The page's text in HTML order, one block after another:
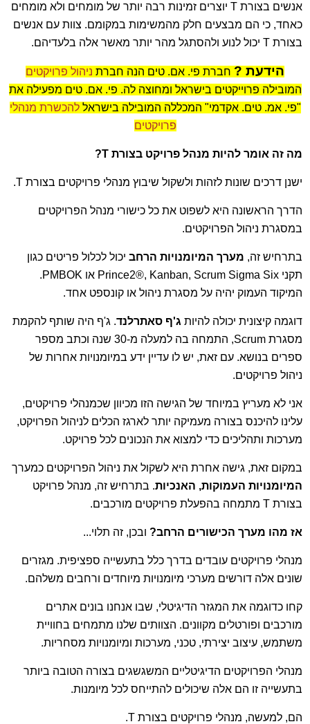
אנשים בצורת T יוצרים זמינות רבה יותר של מומחים ולא מומחים
כאחד, כי הם מבצעים חלק מהמשימות במקומם. צוות עם אנשים
בצורת T יכול לנוע ולהסתגל מהר יותר מאשר אלה בלעדיהם.
הידעת ? חברת פי. אם. טים הנה חברת ניהול פרויקטים
המובילה פרוייקטים בישראל ומחוצה לה. פי. אם. טים מפעילה את
"פי. אמ. טים. אקדמי" המכללה המובילה בישראללהכשרת מנהלי
פרויקטים
מה זה אומר להיות מנהל פרויקט בצורתT
?
ישנן דרכים שונות לזהות ולשקול שיבוץ מנהלי פרויקטים בצורת T.
הדרך הראשונה היא לשפוט את כל כישורי מנהל הפרויקטים
במסגרת ניהול הפרויקטים.
בתרחיש זה, מערך המיומנויות הרחב יכול לכלול פריטים כגון
תקני Prince2®, Kanban, Scrum Sigma Six או PMBOK.
המיקוד העמוק יהיה על מסגרת ניהול או קונספט אחד.
דוגמה קיצונית יכולה להיות ג'ף סאתרלנד. ג'ף היה שותף להקמת
מסגרת Scrum, התמחה בה למעלה מ-30 שנה וכתב מספר
ספרים בנושא. עם זאת, יש לו עדיין ידע במיומנויות אחרות של
ניהול פרויקטים.
אני לא מעריץ במיוחד של הגישה הזו מכיוון שכמנהלי פרויקטים,
עלינו להיכנס בצורה מעמיקה יותר לארגז הכלים לניהול הפרויקט,
מערכות ותהליכים כדי למצוא את הנכונים לכל פרויקט.
במקום זאת, גישה אחרת היא לשקול את ניהול הפרויקטים כמערך
המיומנויות העמוקות, האנכיות. בתרחיש זה, מנהל פרויקט
בצורת T מתמחה בהפעלת פרויקטים מורכבים.
אז מהו מערך הכישורים הרחב? ובכן, זה תלוי...
מנהלי פרויקטים עובדים בדרך כלל בתעשייה ספציפית. מגזרים
שונים אלה דורשים מערכי מיומנויות מיוחדים ורחבים משלהם.
קחו כדוגמה את המגזר הדיגיטלי, שבו אנחנו בונים אתרים
מורכבים ופורטלים מקוונים. הצוותים שלנו מתמחים בחוויית
משתמש, עיצוב יצירתי, טכני, מערכות ומיומנויות מסחריות.
מנהלי הפרויקטים הדיגיטליים המשגשגים בצורה הטובה ביותר
בתעשייה זו הם אלה שיכולים להתייחס לכל מיומנות.
הם, למעשה, מנהלי פרויקטים בצורת T.